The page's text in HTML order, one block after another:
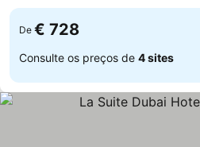
De € 728
Consulte os preços de 4 sites